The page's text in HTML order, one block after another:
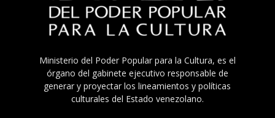
Ministerio del Poder Popular para la Cultura, es el
órgano del gabinete ejecutivo responsable de
generar y proyectar los lineamientos y políticas
culturales del Estado venezolano.